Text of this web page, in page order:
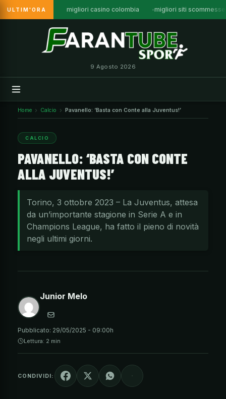
ULTIM'ORA migliori casino colombia migliori siti
9 Agosto 2026
Home Calcio Pavanello: ‘Basta con Conte alla Juventus!’
CALCIO
PAVANELLO: ‘BASTA CON CONTE
ALLA JUVENTUS!’
Torino, 3 ottobre 2023 – La Juventus, attesa
da un’importante stagione in Serie A e in
Champions League, ha fatto il pieno di novità
negli ultimi giorni.
Junior Melo
Pubblicato: 29/05/2025 - 09:00h
Lettura: 2 min
CONDIVIDI: